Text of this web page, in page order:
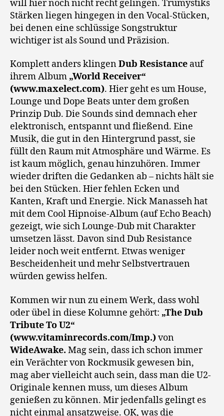
will hier noch nicht recht gelingen. Trumystiks
Stärken liegen hingegen in den Vocal-Stücken,
bei denen eine schlüssige Songstruktur
wichtiger ist als Sound und Präzision.
Komplett anders klingenDub Resistance auf
ihrem Album „World Receiver“
(www.maxelect.com). Hier geht es um House,
Lounge und Dope Beats unter dem großen
Prinzip Dub. Die Sounds sind demnach eher
elektronisch, entspannt und fließend. Eine
Musik, die gut in den Hintergrund passt, sie
füllt den Raum mit Atmosphäre und Wärme. Es
ist kaum möglich, genau hinzuhören. Immer
wieder driften die Gedanken ab – nichts hält sie
bei den Stücken. Hier fehlen Ecken und
Kanten, Kraft und Energie. Nick Manasseh hat
mit dem Cool Hipnoise-Album (auf Echo Beach)
gezeigt, wie sich Lounge-Dub mit Charakter
umsetzen lässt. Davon sind Dub Resistance
leider noch weit entfernt. Etwas weniger
Bescheidenheit und mehr Selbstvertrauen
würden gewiss helfen.
Kommen wir nun zu einem Werk, dass wohl
oder übel in diese Kolumne gehört: „The Dub
Tribute To U2“
(www.vitaminrecords.com/Imp.)von
WideAwake. Mag sein, dass ich schon immer
ein Verächter von Rockmusik gewesen bin,
mag aber vielleicht auch sein, dass man die U2-
Originale kennen muss, um dieses Album
genießen zu können. Mir jedenfalls gelingt es
nicht einmal ansatzweise. OK, was die